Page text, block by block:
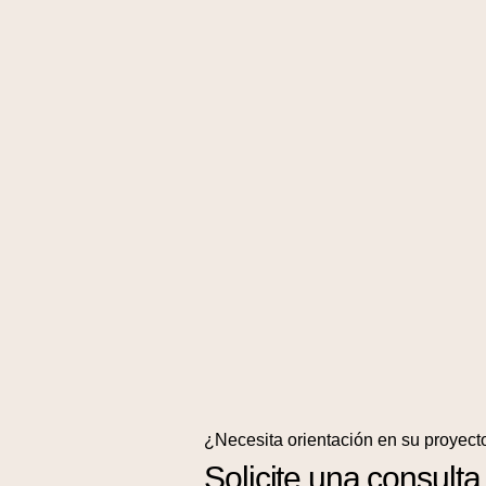
¿Necesita orientación en su
Solicite una consulta